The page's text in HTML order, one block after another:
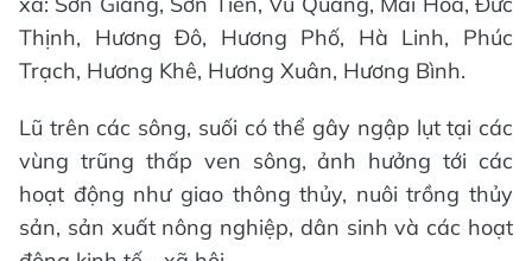
Thịnh, Hương Đô, Hương Phố, Hà Linh, Phúc
Trạch, Hương Khê, Hương Xuân, Hương Bình.
Lũ trên các sông, suối có thể gây ngập lụt tại các
vùng trũng thấp ven sông, ảnh hưởng tới các
hoạt động như giao thông thủy, nuôi trồng thủy
sản, sản xuất nông nghiệp, dân sinh và các hoạt